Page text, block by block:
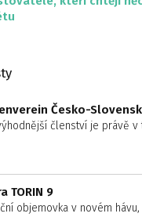
Česko-
členství je právě
TORIN 9
objemovka v novém